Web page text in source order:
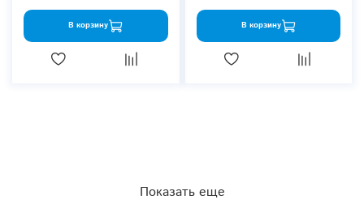
В корзину В корзину
Показать еще